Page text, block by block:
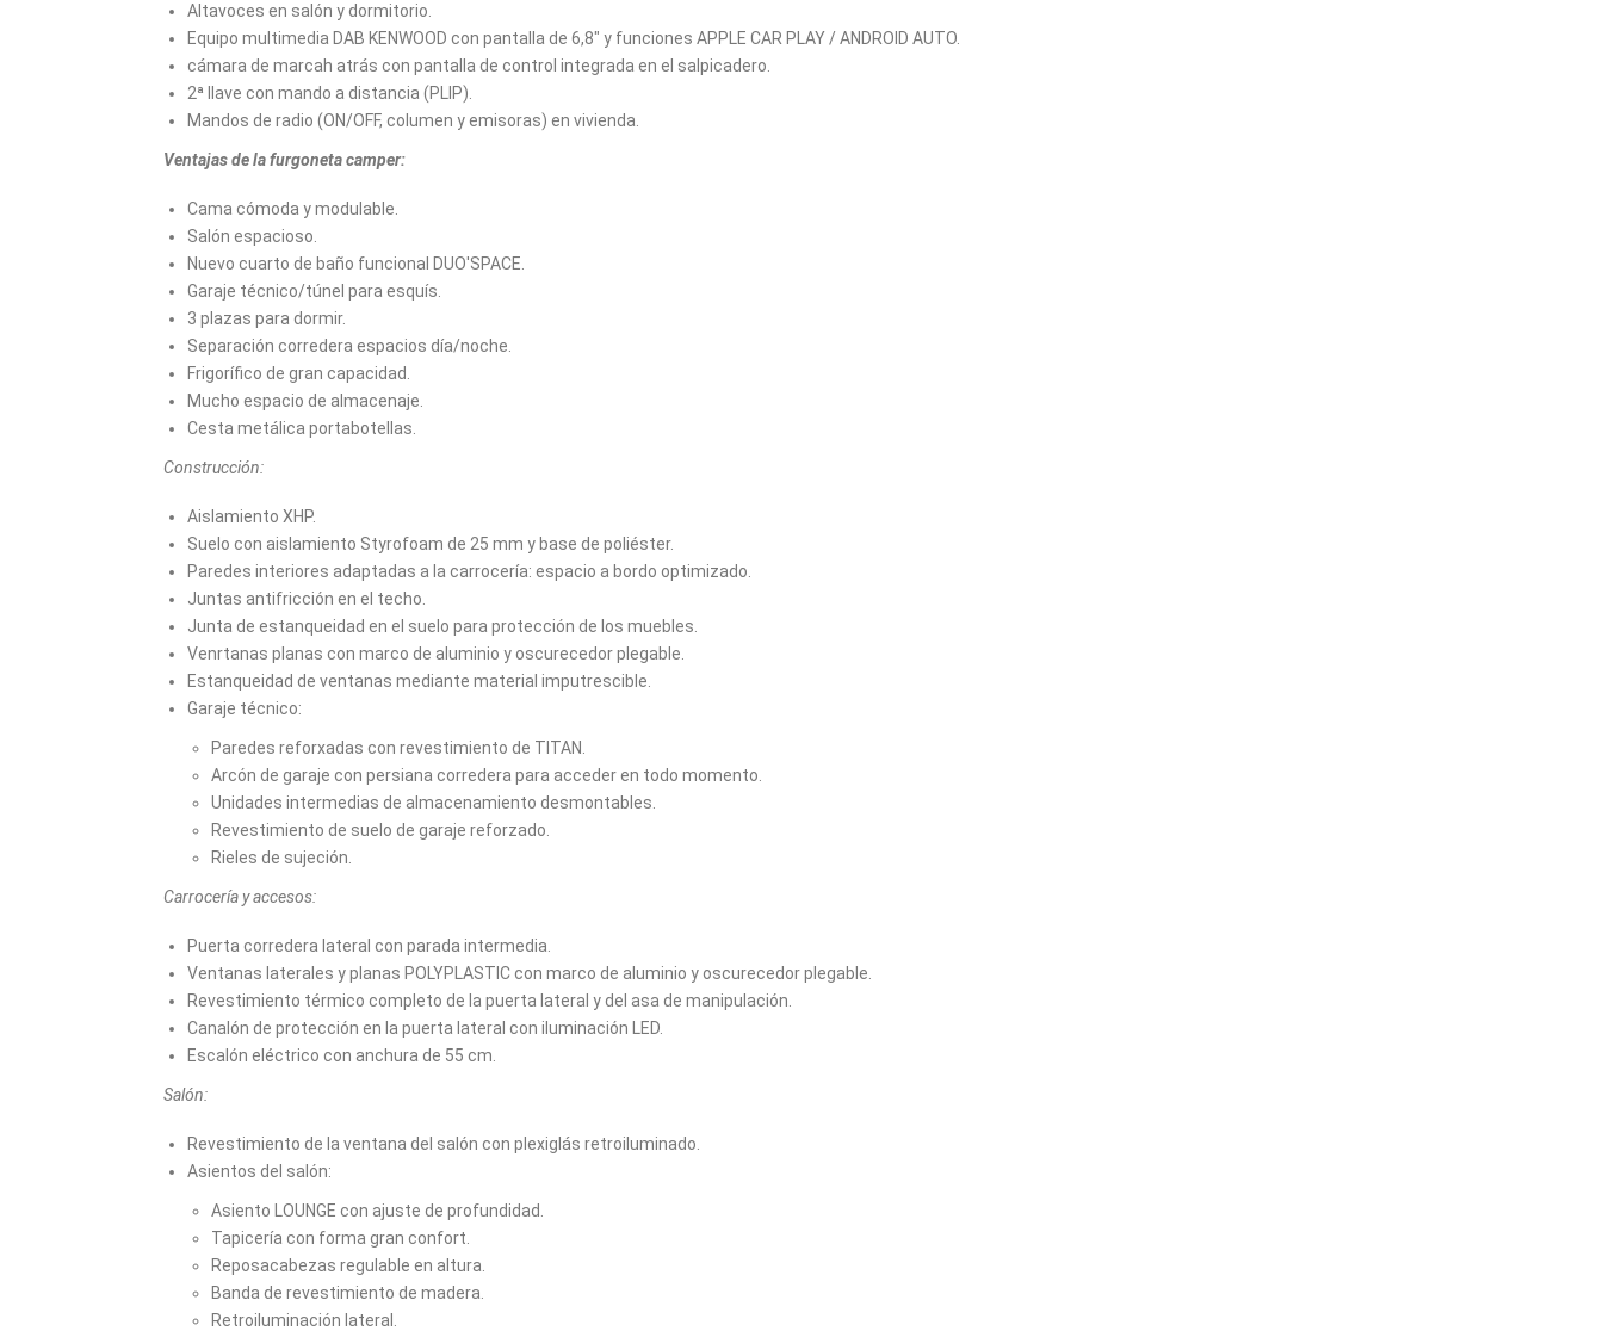
Altavoces en salón y dormitorio.
Equipo multimedia DAB KENWOOD con pantalla de 6,8" y funciones APPLE CAR PLAY / ANDROID AUTO.
cámara de marcah atrás con pantalla de control integrada en el salpicadero.
2ª llave con mando a distancia (PLIP).
Mandos de radio (ON/OFF, columen y emisoras) en vivienda.
Ventajas de la furgoneta camper:
Cama cómoda y modulable.
Salón espacioso.
Nuevo cuarto de baño funcional DUO'SPACE.
Garaje técnico/túnel para esquís.
3 plazas para dormir.
Separación corredera espacios día/noche.
Frigorífico de gran capacidad.
Mucho espacio de almacenaje.
Cesta metálica portabotellas.
Construcción:
Aislamiento XHP.
Suelo con aislamiento Styrofoam de 25 mm y base de poliéster.
Paredes interiores adaptadas a la carrocería: espacio a bordo optimizado.
Juntas antifricción en el techo.
Junta de estanqueidad en el suelo para protección de los muebles.
Venrtanas planas con marco de aluminio y oscurecedor plegable.
Estanqueidad de ventanas mediante material imputrescible.
Garaje técnico:
Paredes reforxadas con revestimiento de TITAN.
Arcón de garaje con persiana corredera para acceder en todo momento.
Unidades intermedias de almacenamiento desmontables.
Revestimiento de suelo de garaje reforzado.
Rieles de sujeción.
Carrocería y accesos:
Puerta corredera lateral con parada intermedia.
Ventanas laterales y planas POLYPLASTIC con marco de aluminio y oscurecedor plegable.
Revestimiento térmico completo de la puerta lateral y del asa de manipulación.
Canalón de protección en la puerta lateral con iluminación LED.
Escalón eléctrico con anchura de 55 cm.
Salón:
Revestimiento de la ventana del salón con plexiglás retroiluminado.
Asientos del salón:
Asiento LOUNGE con ajuste de profundidad.
Tapicería con forma gran confort.
Reposacabezas regulable en altura.
Banda de revestimiento de madera.
Retroiluminación lateral.